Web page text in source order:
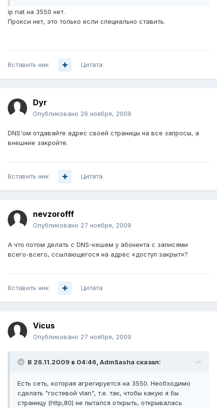
ip nat на 3550 нет.
Прокси нет, это только если специально ставить.
Вставить ник Цитата
Dyr
Опубликовано 26 ноября, 2009
DNS'ом отдавайте адрес своей страницы на все запросы, а
внешние закройте.
Вставить ник Цитата
nevzorofff
Опубликовано 27 ноября, 2009
А что потом делать с DNS-кешем у абонента с записями
всего-всего, ссылающегося на адрес «доступ закрыт»?
Вставить ник Цитата
Vicus
Опубликовано 27 ноября, 2009
В 26.11.2009 в 04:46, AdmSasha сказал:
Есть сеть, которая агрегируется на 3550. Необходимо
сделать "гостевой vlan", т.е. так, чтобы какую я бы
страницу (http,80) не пытался открыть, открывалась